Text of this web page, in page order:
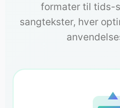
formater til tids-
sangtekster, hver